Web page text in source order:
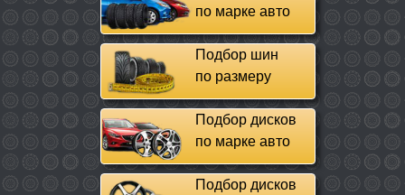
по марке авто
Подбор шин
по размеру
Подбор дисков
по марке авто
Подбор дисков